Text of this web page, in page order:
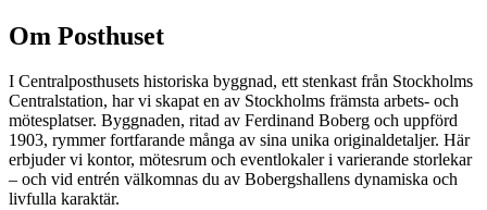
Om Posthuset
I Centralposthusets historiska byggnad, ett stenkast från Stockholms
Centralstation, har vi skapat en av Stockholms främsta arbets- och
mötesplatser. Byggnaden, ritad av Ferdinand Boberg och uppförd
1903, rymmer fortfarande många av sina unika originaldetaljer. Här
erbjuder vi kontor, mötesrum och eventlokaler i varierande storlekar
– och vid entrén välkomnas du av Bobergshallens dynamiska och
livfulla karaktär.